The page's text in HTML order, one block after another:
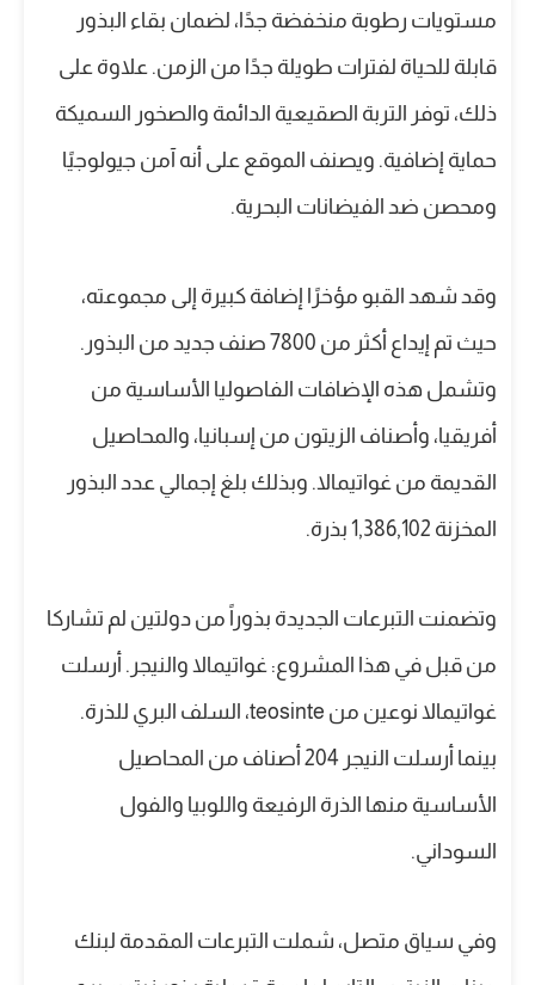
مستويات رطوبة منخفضة جدًا، لضمان بقاء البذور
قابلة للحياة لفترات طويلة جدًا من الزمن. علاوة على
ذلك، توفر التربة الصقيعية الدائمة والصخور السميكة
حماية إضافية. ويصنف الموقع على أنه آمن جيولوجيًا
ومحصن ضد الفيضانات البحرية.
وقد شهد القبو مؤخرًا إضافة كبيرة إلى مجموعته،
حيث تم إيداع أكثر من 7800 صنف جديد من البذور.
وتشمل هذه الإضافات الفاصوليا الأساسية من
أفريقيا، وأصناف الزيتون من إسبانيا، والمحاصيل
القديمة من غواتيمالا. وبذلك بلغ إجمالي عدد البذور
المخزنة 1,386,102 بذرة.
وتضمنت التبرعات الجديدة بذوراً من دولتين لم تشاركا
من قبل في هذا المشروع: غواتيمالا والنيجر. أرسلت
غواتيمالا نوعين من teosinte، السلف البري للذرة.
بينما أرسلت النيجر 204 أصناف من المحاصيل
الأساسية منها الذرة الرفيعة واللوبيا والفول
السوداني.
وفي سياق متصل، شملت التبرعات المقدمة لبنك